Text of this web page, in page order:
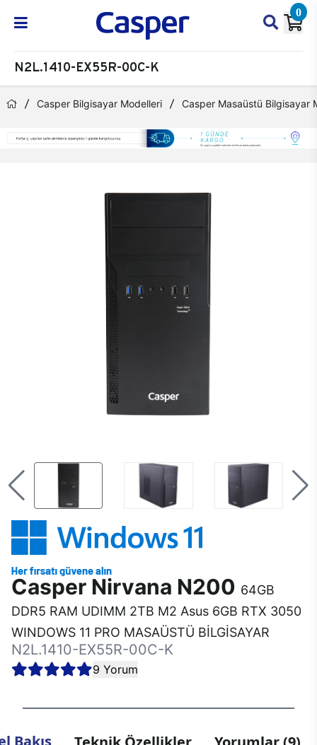
0
N2L.1410-EX55R-00C-K
Casper Bilgisayar Modelleri Casper Masaüstü Bilgisayar
Casper Nirvana N200 64GB
DDR5 RAM UDIMM 2TB M2 Asus 6GB RTX 3050
WINDOWS 11 PRO MASAÜSTÜ BİLGİSAYAR
N2L.1410-EX55R-00C-K
9 Yorum
Bakış